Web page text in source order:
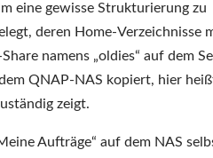
eine gewisse Strukturierung zu
deren Home-Verzeichnisse
namens „oldies“ auf dem
dem QNAP-NAS kopiert, hier
zeigt.
Aufträge“ auf dem NAS